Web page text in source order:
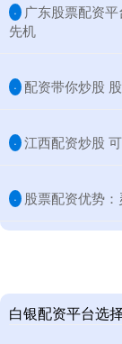
· 广东股票配资
先机
· 配资带你炒股
· 江西配资炒股
· 股票配资优势
白银配资平台选